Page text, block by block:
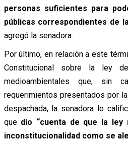
personas suficientes para
públicas correspondientes de
agregó la senadora.
Por último, en relación a este
Constitucional sobre la ley
medioambientales que,
requerimientos presentados por
despachada, la senadora lo
que dio “cuenta de que la
inconstitucionalidad como se